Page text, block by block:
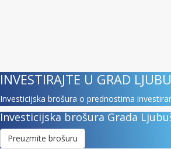
INVESTIRAJTE U GRAD
Investicijska brošura o prednostima
Investicijska brošura Grada
Preuzmite brošuru